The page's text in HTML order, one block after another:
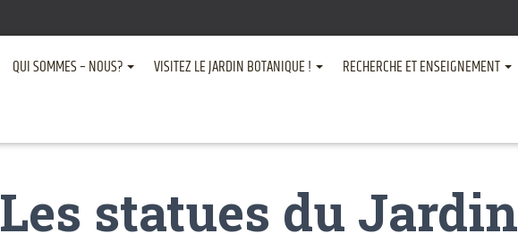
QUI SOMMES – NOUS? VISITEZ LE JARDIN BOTANIQUE ! RECHERCHE ET ENSEIGNEMENT
Les statues du Jardin